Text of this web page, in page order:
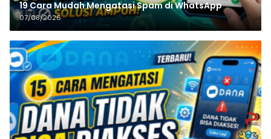
19 Cara Mudah Mengatasi Spam di WhatsApp
07/08/2026